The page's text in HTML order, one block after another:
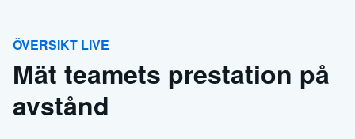
ÖVERSIKT LIVE
Mät teamets prestation på
avstånd